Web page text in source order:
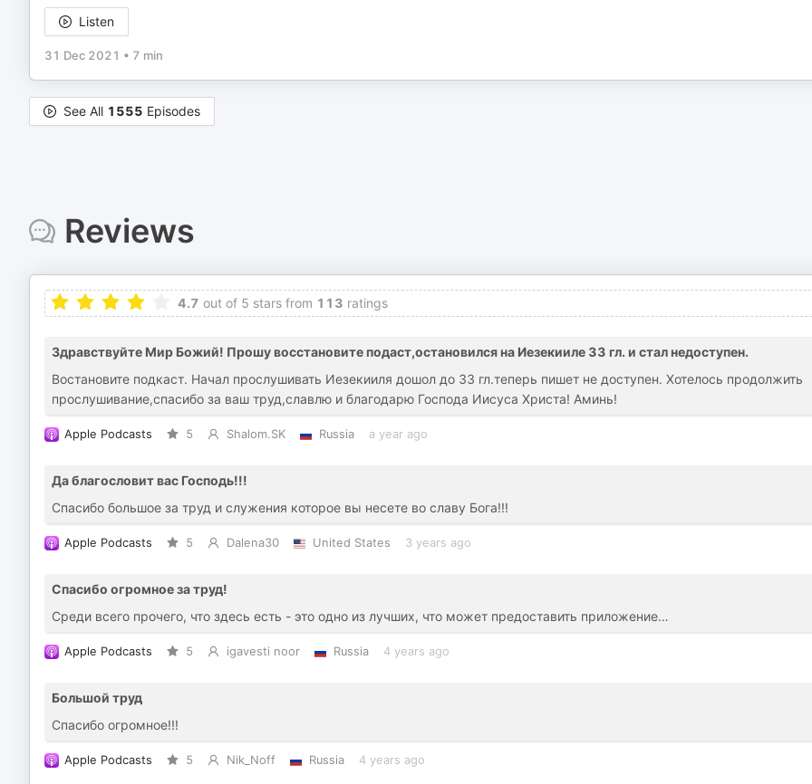
Listen
31 Dec 2021 • 7 min
See All 1555 Episodes
Reviews
4.7 out of 5 stars from 113 ratings
Здравствуйте Мир Божий! Прошу восстановите подаст,остановился на Иезекииле 33 гл. и стал недоступен.
Востановите подкаст. Начал прослушивать Иезекииля дошол до 33 гл.теперь пишет не доступен. Хотелось продолжить
прослушивание,спасибо за ваш труд,славлю и благодарю Господа Иисуса Христа! Аминь!
Apple Podcasts 5 Shalom.SK Russia a year ago
Да благословит вас Господь!!!
Спасибо большое за труд и служения которое вы несете во славу Бога!!!
Apple Podcasts 5 Dalena30 United States 3 years ago
Спасибо огромное за труд!
Среди всего прочего, что здесь есть - это одно из лучших, что может предоставить приложение…
Apple Podcasts 5 igavesti noor Russia 4 years ago
Большой труд
Спасибо огромное!!!
Apple Podcasts 5 Nik_Noff Russia 4 years ago